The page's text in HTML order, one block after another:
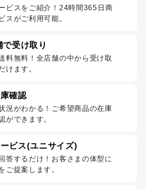
ビスをご紹介！24時間365日商
スがご利用可能。
受け取り
料無料！全店舗の中から受け取
けます。
確認
況がわかる！ご希望商品の在庫
ができます。
ビス(ユニサイズ)
答するだけ！お客さまの体型に
ご提案します。